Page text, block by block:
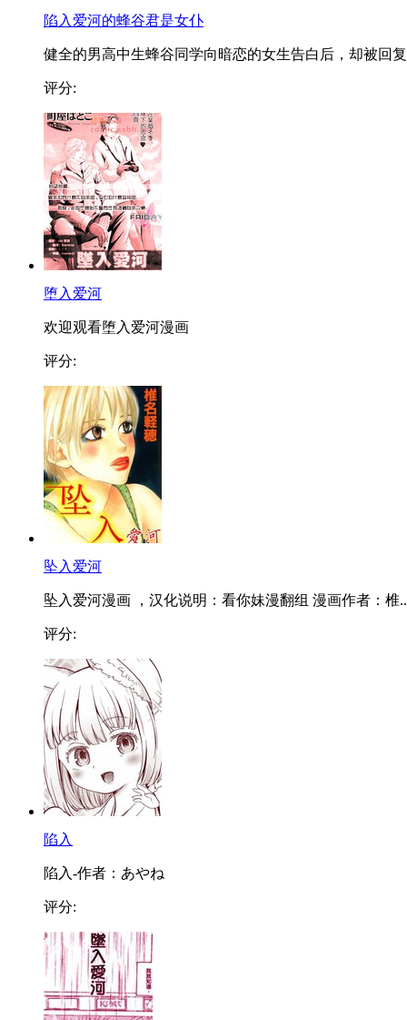
陷入爱河的蜂谷君是女仆
健全的男高中生蜂谷同学向暗恋的女生告白后，却被回
评分:
堕入爱河
欢迎观看堕入爱河漫画
评分:
坠入爱河
坠入爱河漫画 ，汉化说明：看你妹漫翻组 漫画作者：椎
评分:
陷入
陷入-作者：あやね
评分: